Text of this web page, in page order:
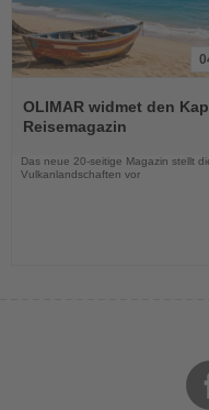
Sie
die
Nachrichten
OLIMAR widmet den
Reisemagazin
Das neue 20-seitige Magazin stellt
Vulkanlandschaften vor